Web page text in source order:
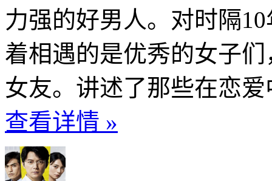
力强的好男人。对时隔
着相遇的是优秀的女子
女友。讲述了那些在恋
查看详情 »